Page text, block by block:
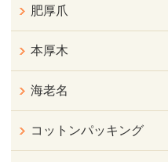
肥厚爪
本厚木
海老名
コットンパッキング